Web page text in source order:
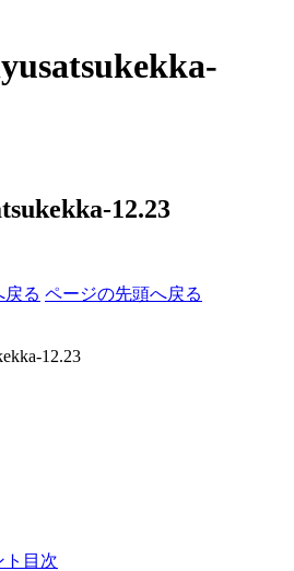
12.23
戻る ページの先頭へ戻る
12.23
ト目次